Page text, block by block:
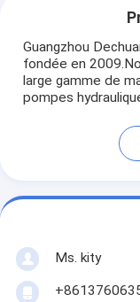
Guangzhou
fondée en
large gamme de
pompes
Ms. kity